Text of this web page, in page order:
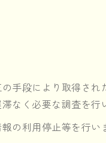
手段により取得され
なく必要な調査を行
の利用停止等を行い